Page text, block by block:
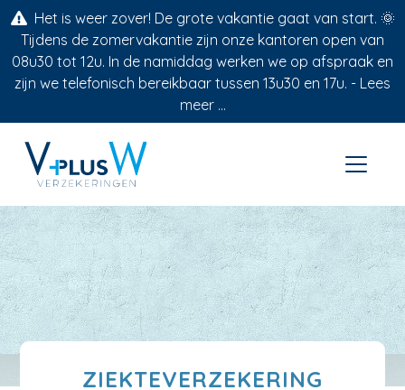
Het is weer zover! De grote vakantie gaat van start. 🌞
Tijdens de zomervakantie zijn onze kantoren open van
08u30 tot 12u. In de namiddag werken we op afspraak en
zijn we telefonisch bereikbaar tussen 13u30 en 17u. - Lees
meer ...
ZIEKTEVERZEKERING